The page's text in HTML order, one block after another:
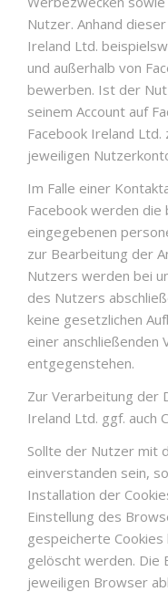
Nutzer. Anhand
Ireland Ltd.
und außerhalb von
bewerben. Ist der
seinem Account auf
Facebook Ireland
jeweiligen
Im Falle einer
Facebook werden
eingegebenen
zur Bearbeitung der
Nutzers werden bei
des Nutzers
keine gesetzlichen
einer anschließenden
entgegenstehen.
Zur Verarbeitung der
Ireland Ltd. ggf. auch
Sollte der Nutzer mit
einverstanden sein,
Installation der
Einstellung des
gespeicherte
gelöscht werden. Die
jeweiligen Browser